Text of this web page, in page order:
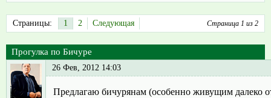
Страница 1 из 2
Страницы: 1 2 Следующая
Прогулка по Бичуре
26 Фев, 2012 14:03
Предлагаю бичурянам (особенно живущим далеко